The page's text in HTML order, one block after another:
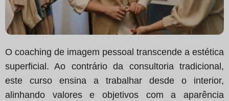
O coaching de imagem pessoal transcende a estética
superficial. Ao contrário da consultoria tradicional,
este curso ensina a trabalhar desde o interior,
alinhando valores e objetivos com a aparência